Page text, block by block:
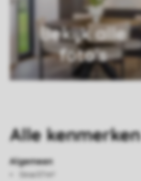
Bekijk alle
foto's
Allekenmerken
Algemeen
Circa 57 m²